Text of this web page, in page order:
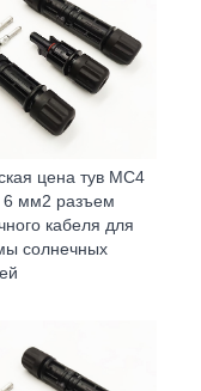
цена тув MC4
мм2 разъем
кабеля для
солнечных